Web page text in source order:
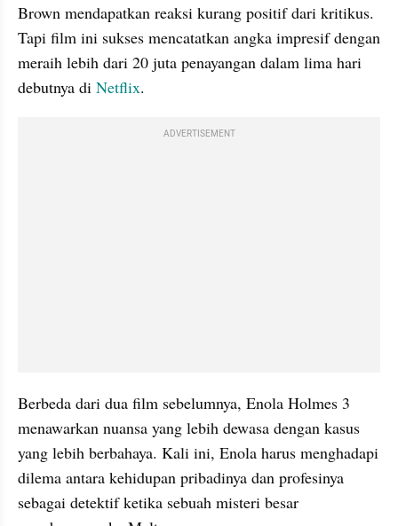
Brown mendapatkan reaksi kurang positif dari kritikus.
Tapi film ini sukses mencatatkan angka impresif dengan
meraih lebih dari 20 juta penayangan dalam lima hari
debutnya di Netflix.
ADVERTISEMENT
Berbeda dari dua film sebelumnya, Enola Holmes 3
menawarkan nuansa yang lebih dewasa dengan kasus
yang lebih berbahaya. Kali ini, Enola harus menghadapi
dilema antara kehidupan pribadinya dan profesinya
sebagai detektif ketika sebuah misteri besar